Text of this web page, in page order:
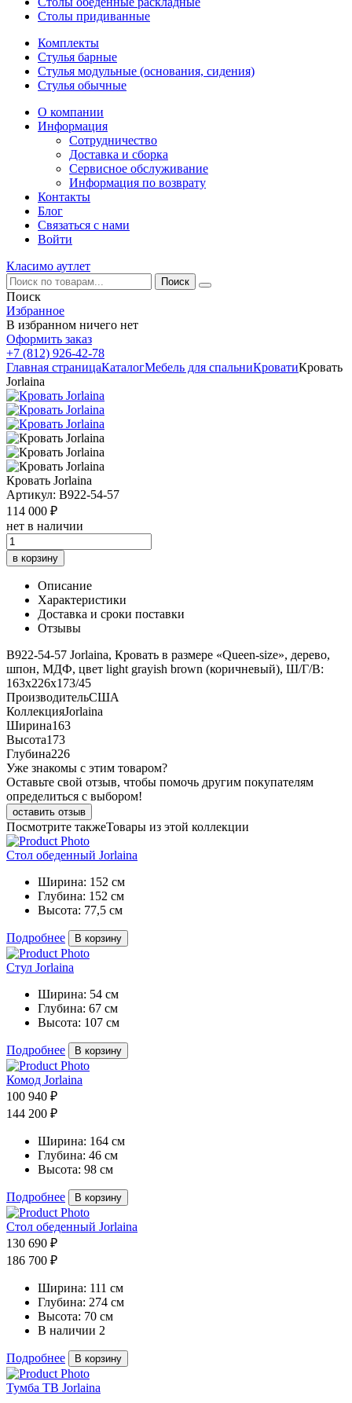
Столы придиванные
Комплекты
Стулья барные
Стулья модульные (основания, сидения)
Стулья обычные
О компании
Информация
Сотрудничество
Доставка и сборка
Сервисное обслуживание
Информация по возврату
Контакты
Блог
Связаться с нами
Войти
Класимо аутлет
Поиск
Избранное
В избранном ничего нет
Оформить заказ
+7 (812) 926-42-78
Главная страницаКаталогМебель для спальниКроватиКровать
Jorlaina
Кровать Jorlaina
Артикул: B922-54-57
114 000 ₽
нет в наличии
в корзину
Описание
Характеристики
Доставка и сроки поставки
Отзывы
B922-54-57 Jorlaina, Кровать в размере «Queen-size», дерево,
шпон, МДФ, цвет light grayish brown (коричневый), Ш/Г/В:
163х226х173/45
ПроизводительСША
КоллекцияJorlaina
Ширина163
Высота173
Глубина226
Уже знакомы с этим товаром?
Оставьте свой отзыв, чтобы помочь другим покупателям
определиться с выбором!
оставить отзыв
Посмотрите такжеТовары из этой коллекции
Стол обеденный Jorlaina
Ширина: 152 см
Глубина: 152 см
Высота: 77,5 см
Подробнее В корзину
Стул Jorlaina
Ширина: 54 см
Глубина: 67 см
Высота: 107 см
Подробнее В корзину
Комод Jorlaina
100 940 ₽
144 200 ₽
Ширина: 164 см
Глубина: 46 см
Высота: 98 см
Подробнее В корзину
Стол обеденный Jorlaina
130 690 ₽
186 700 ₽
Ширина: 111 см
Глубина: 274 см
Высота: 70 см
В наличии 2
Подробнее В корзину
Тумба ТВ Jorlaina